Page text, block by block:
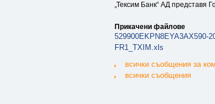
„Тексим Банк“ АД представя
Прикачени файлове
529900EKPN8EYA3AX590-
FR1_TXIM.xls
всички съобщения за
всички съобщения